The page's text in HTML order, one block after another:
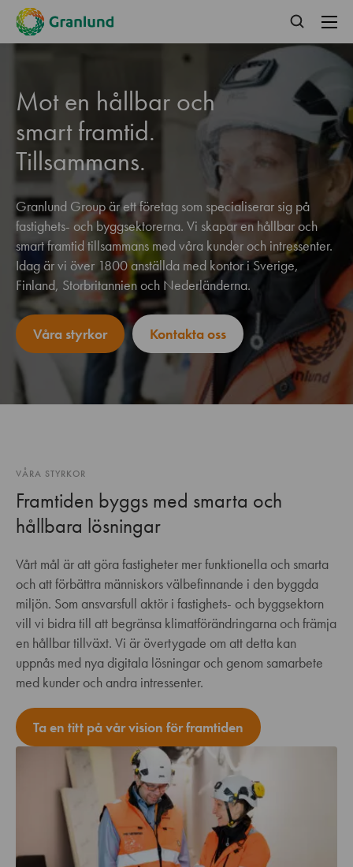
Mot en hållbar och
smart framtid.
Tillsammans.
Granlund Group är ett företag som specialiserar sig på
fastighets- och byggsektorerna. Vi skapar en hållbar och
smart framtid tillsammans med våra kunder och intressenter.
Idag är vi över 1800 anställda med kontor i Sverige,
Finland, Storbritannien och Nederländerna.
Våra styrkor Kontakta oss
VÅRA STYRKOR
Framtiden byggs med smarta och
hållbara lösningar
Vårt mål är att göra fastigheter mer funktionella och smarta
och att förbättra människors välbefinnande i den byggda
miljön. Som ansvarsfull aktör i fastighets- och byggsektorn
vill vi bidra till att begränsa klimatförändringarna och främja
en hållbar tillväxt. Vi är övertygade om att detta kan
uppnås med nya digitala lösningar och genom samarbete
med kunder och andra intressenter.
Ta en titt på vår vision för framtiden